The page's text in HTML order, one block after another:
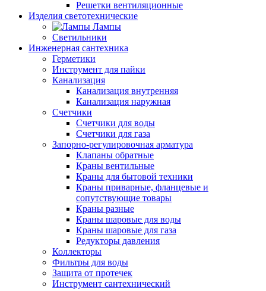
Решетки вентиляционные
Изделия светотехнические
Лампы
Светильники
Инженерная сантехника
Герметики
Инструмент для пайки
Канализация
Канализация внутренняя
Канализация наружная
Счетчики
Счетчики для воды
Счетчики для газа
Запорно-регулировочная арматура
Клапаны обратные
Краны вентильные
Краны для бытовой техники
Краны приварные, фланцевые и
сопутствующие товары
Краны разные
Краны шаровые для воды
Краны шаровые для газа
Редукторы давления
Коллекторы
Фильтры для воды
Защита от протечек
Инструмент сантехнический